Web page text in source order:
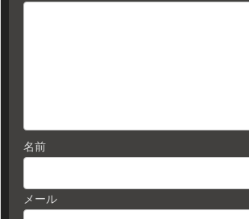
名前
メール